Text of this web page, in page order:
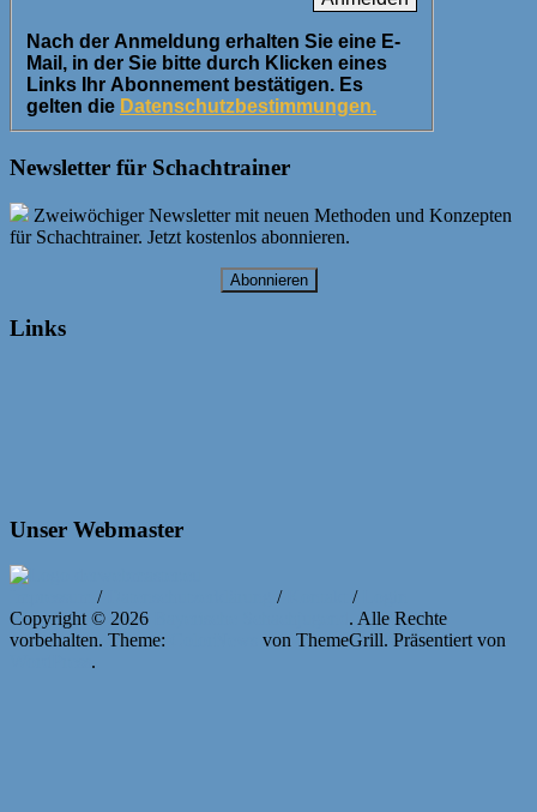
Nach der Anmeldung erhalten Sie eine E-
Mail, in der Sie bitte durch Klicken eines
Links Ihr Abonnement bestätigen. Es
gelten die Datenschutzbestimmungen.
Newsletter für Schachtrainer
Zweiwöchiger Newsletter mit neuen Methoden und Konzepten
für Schachtrainer. Jetzt kostenlos abonnieren.
Abonnieren
Links
Unser Webmaster
/ / /
Copyright © 2026
. Alle Rechte
vorbehalten. Theme:
von ThemeGrill. Präsentiert von
.